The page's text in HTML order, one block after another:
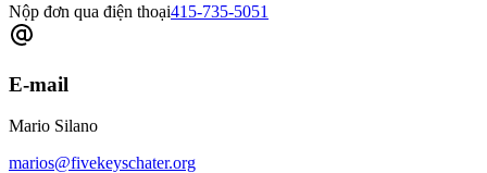
Nộp đơn qua điện thoại415-735-5051
E-mail
Mario Silano
marios@fivekeyschater.org